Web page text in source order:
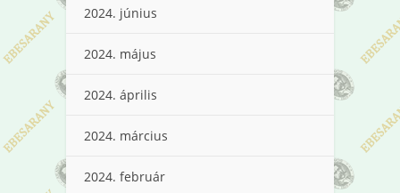
2024. június
2024. május
2024. április
2024. március
2024. február